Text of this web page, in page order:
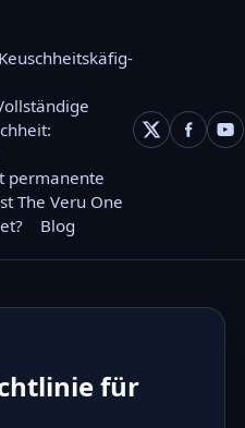
Keuschheitskäfig-
permanente
The Veru One
Blog
für